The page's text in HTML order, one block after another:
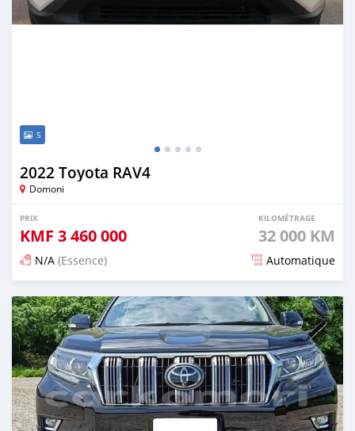
5
2022 Toyota RAV4
Domoni
PRIX
KMF 3 460 000
KILOMÉTRAGE
32 000 KM
N/A (Essence) Automatique
Publié il y a 15 jours